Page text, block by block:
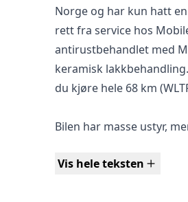
Norge og har kun hatt
rett fra service hos
antirustbehandlet med
keramisk
du kjøre hele 68 km
Bilen har masse ustyr,
- Automat
Vis hele teksten